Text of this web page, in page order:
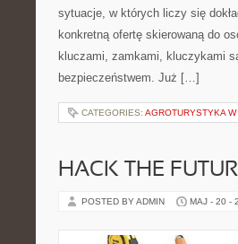
sytuacje, w których liczy się
konkretną ofertę skierowaną do
kluczami, zamkami, kluczykami
bezpieczeństwem. Już […]
CATEGORIES: AGROTURYSTYKA
HACK THE
POSTED BY ADMIN MAJ - 20 -